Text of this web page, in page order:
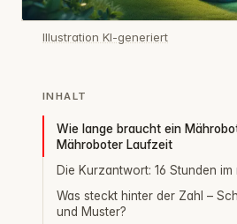
Illustration KI-generiert
INHALT
Wie lange braucht ein
Mähroboter Laufzeit
Die Kurzantwort: 16 Stunden
Was steckt hinter der Zahl –
und Muster?